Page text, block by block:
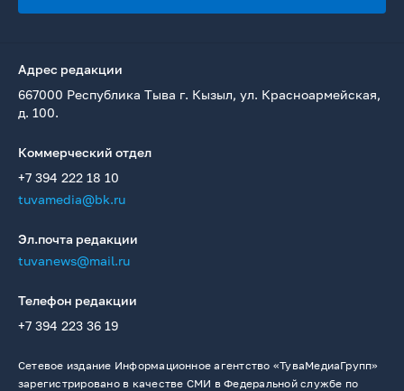
Адрес редакции
667000 Республика Тыва г. Кызыл, ул. Красноармейская,
д. 100.
Коммерческий отдел
+7 394 222 18 10
tuvamedia@bk.ru
Эл.почта редакции
tuvanews@mail.ru
Телефон редакции
+7 394 223 36 19
Сетевое издание Информационное агентство «ТуваМедиаГрупп»
зарегистрировано в качестве СМИ в Федеральной службе по